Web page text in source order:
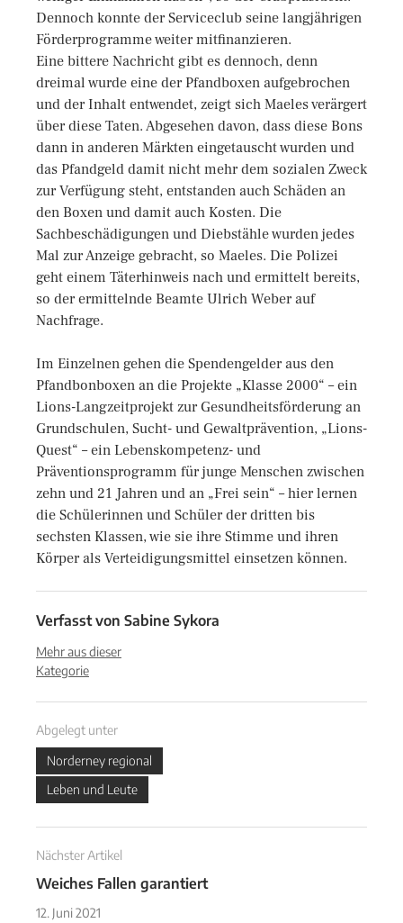
Dennoch konnte der Serviceclub seine langjährigen
Förderprogramme weiter mitfinanzieren.
Eine bittere Nachricht gibt es dennoch, denn
dreimal wurde eine der Pfandboxen aufgebrochen
und der Inhalt entwendet, zeigt sich Maeles verärgert
über diese Taten. Abgesehen davon, dass diese Bons
dann in anderen Märkten eingetauscht wurden und
das Pfandgeld damit nicht mehr dem sozialen Zweck
zur Verfügung steht, entstanden auch Schäden an
den Boxen und damit auch Kosten. Die
Sachbeschädigungen und Diebstähle wurden jedes
Mal zur Anzeige gebracht, so Maeles. Die Polizei
geht einem Täterhinweis nach und ermittelt bereits,
so der ermittelnde Beamte Ulrich Weber auf
Nachfrage.
Im Einzelnen gehen die Spendengelder aus den
Pfandbonboxen an die Projekte „Klasse 2000“ – ein
Lions-Langzeitprojekt zur Gesundheitsförderung an
Grundschulen, Sucht- und Gewaltprävention, „Lions-
Quest“ – ein Lebenskompetenz- und
Präventionsprogramm für junge Menschen zwischen
zehn und 21 Jahren und an „Frei sein“ – hier lernen
die Schülerinnen und Schüler der dritten bis
sechsten Klassen, wie sie ihre Stimme und ihren
Körper als Verteidigungsmittel einsetzen können.
Verfasst von Sabine Sykora
Mehr aus dieser
Kategorie
Abgelegt unter
Norderney regional
Leben und Leute
Nächster Artikel
Weiches Fallen garantiert
12. Juni 2021